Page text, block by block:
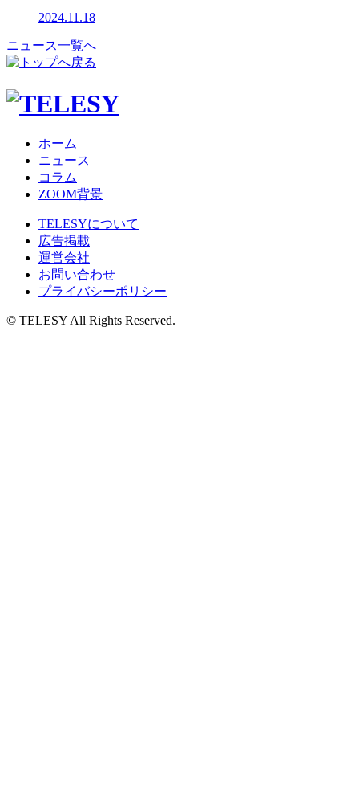
2024.11.18
ニュース一覧へ
ホーム
ニュース
コラム
ZOOM背景
TELESYについて
広告掲載
運営会社
お問い合わせ
プライバシーポリシー
© TELESY All Rights Reserved.